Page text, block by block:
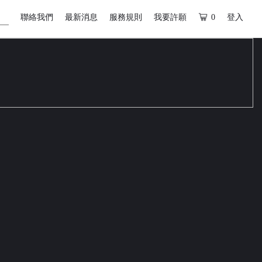
登入
0
我要許願
服務規則
最新消息
聯絡我們